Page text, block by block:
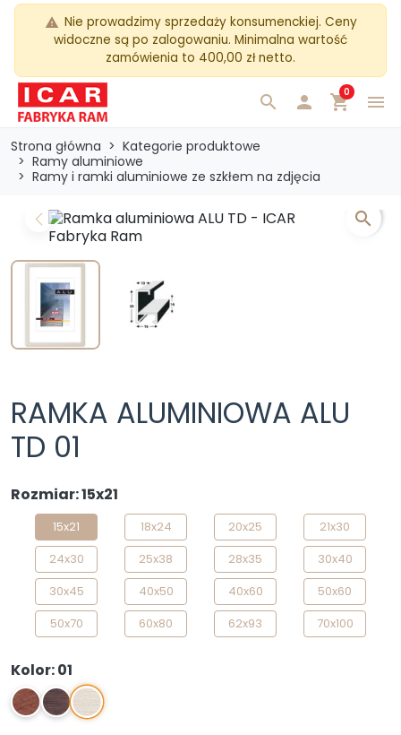
warning Nie prowadzimy sprzedaży konsumenckiej. Ceny
widoczne są po zalogowaniu. Minimalna wartość
zamówienia to 400,00 zł netto.
menu
search  shopping_cart
0
Strona główna
Kategorie produktowe
Ramy aluminiowe
Ramy i ramki aluminiowe ze szkłem na zdjęcia
Previous Next
search
RAMKA ALUMINIOWA ALU
TD 01
Rozmiar: 15x21
15x21 18x24 20x25
21x30
24x30
25x38 28x35
30x40
30x45
40x50 40x60
50x60
50x70
60x80 62x93 70x100
Kolor: 01
3
4 01